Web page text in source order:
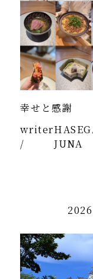
幸せと感謝
writer
/
JUNA